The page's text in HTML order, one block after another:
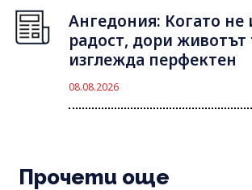
Ангедония: Когато не
радост, дори животът
изглежда перфектен
08.08.2026
Прочети още